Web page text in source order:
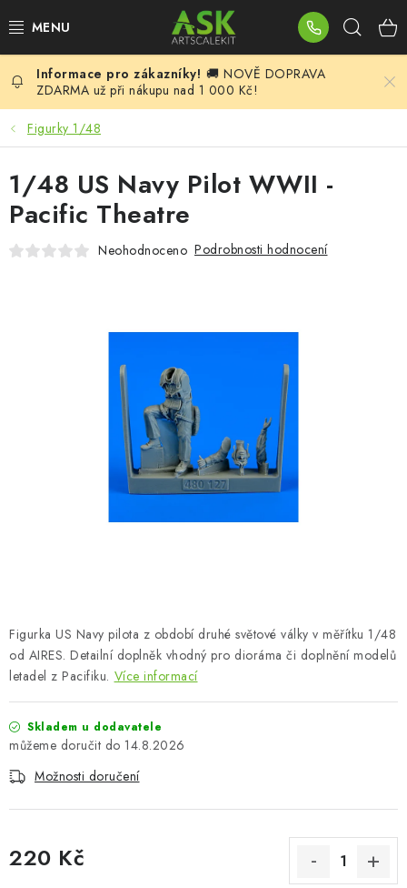
na
BLOG
SUMMER DAYS
WARHAMMER
ASK PRODUKTY
DOPLŇKY K MODELŮM
BARVY A POMŮCKY
O nás Moje objednávka Kontakty
Doprava a platba
Obchodní podmínky
Podmínky ochrany osobních údajů
Reklamační řád
Velkoobchod (B2B)
Převodník modelářských barev
🚚 NOVĚ DOPRAVA
ZDARMA už při nákupu nad 1 000 Kč!
Figurky 1/48
Figurka US Navy pilota z období druhé světové války v měřítku 1/48
od AIRES. Detailní doplněk vhodný pro dioráma či doplnění modelů
letadel z Pacifiku. Více informací
Skladem u dodavatele
14.8.2026
Možnosti doručení
220 Kč
1/48 US Navy Pilot WWII -
Pacific Theatre
Neohodnoceno Podrobnosti hodnocení